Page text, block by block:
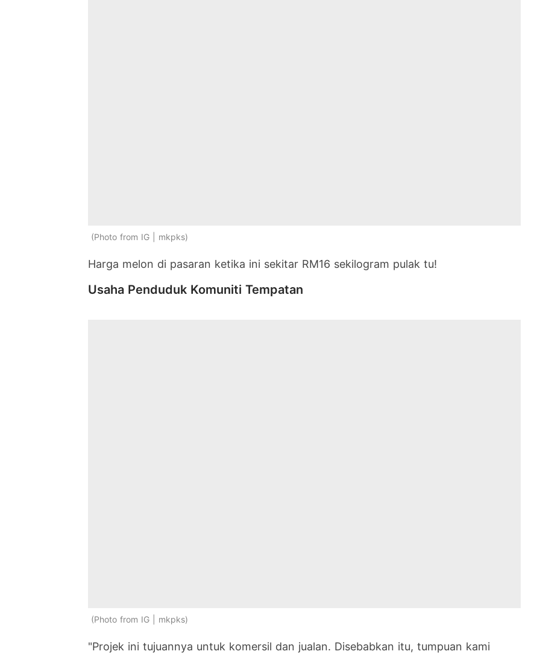
Photo from IG | mkpks
Harga melon di pasaran ketika ini sekitar RM16 sekilogram pulak tu!
Usaha Penduduk Komuniti Tempatan
Photo from IG | mkpks
"Projek ini tujuannya untuk komersil dan jualan. Disebabkan itu, tumpuan kami